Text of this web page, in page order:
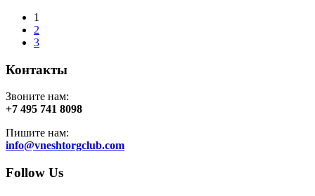
1
2
3
Контакты
Звоните нам:
+7 495 741 8098
Пишите нам:
info@vneshtorgclub.com
Follow Us